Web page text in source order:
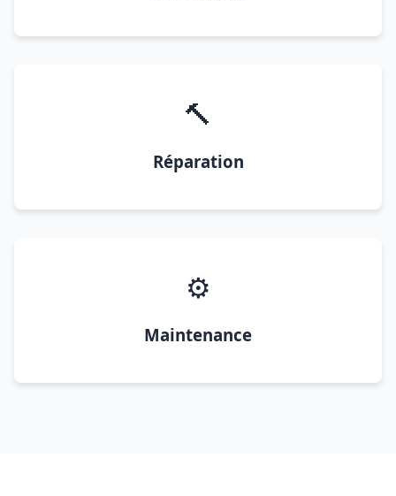
🔨
Réparation
⚙️
Maintenance